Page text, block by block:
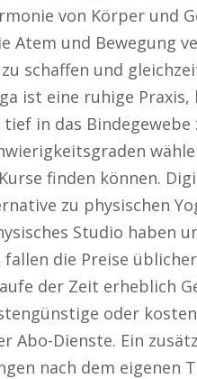
von Körper und
Atem und Bewegung
zu schaffen und
ist eine ruhige
in das Bindegewebe
finden können.
zu physischen
Studio haben
die Preise
der Zeit erheblich
oder
Abo-Dienste. Ein
nach dem eigenen